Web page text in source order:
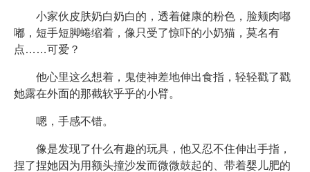
小家伙皮肤奶白奶白的，透着健康的粉色，脸颊肉嘟
嘟，短手短脚蜷缩着，像只受了惊吓的小奶猫，莫名有
点……可爱？
他心里这么想着，鬼使神差地伸出食指，轻轻戳了戳
她露在外面的那截软乎乎的小臂。
嗯，手感不错。
像是发现了什么有趣的玩具，他又忍不住伸出手指，
捏了捏她因为用额头撞沙发而微微鼓起的、带着婴儿肥的